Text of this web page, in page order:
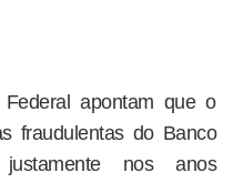
apontam que o
fraudulentas do Banco
nos anos